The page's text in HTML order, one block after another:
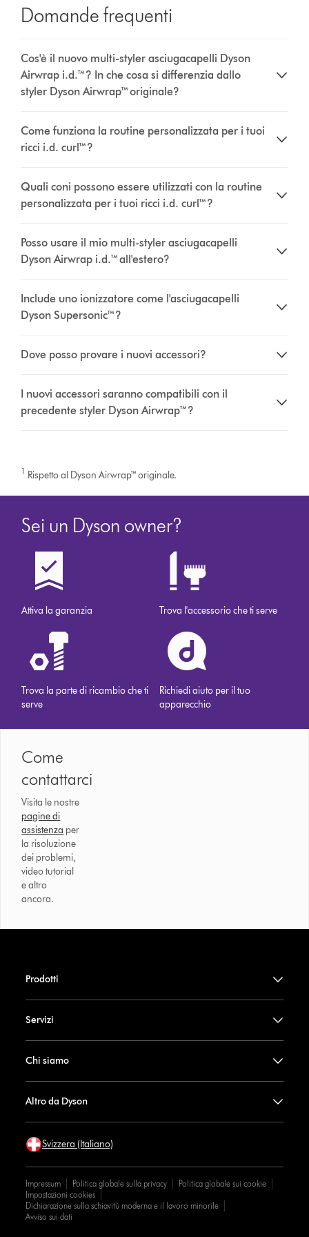
Domande frequenti
Cos'è il nuovo multi-styler asciugacapelli Dyson
Airwrap i.d.™? In che cosa si differenzia dallo
styler Dyson Airwrap™ originale?
Come funziona la routine personalizzata per i tuoi
ricci i.d. curl™?
Quali coni possono essere utilizzati con la routine
personalizzata per i tuoi ricci i.d. curl™?
Posso usare il mio multi-styler asciugacapelli
Dyson Airwrap i.d.™ all'estero?
Include uno ionizzatore come l'asciugacapelli
Dyson Supersonic™?
Dove posso provare i nuovi accessori?
I nuovi accessori saranno compatibili con il
precedente styler Dyson Airwrap™?
1 Rispetto al Dyson Airwrap™ originale.
Sei un Dyson owner?
Attiva la garanzia Trova l'accessorio che ti serve
Trova la parte di ricambio che ti
serve
Richiedi aiuto per il tuo
apparecchio
Come
contattarci
Visita le nostre
pagine di
assistenza per
la risoluzione
dei problemi,
video tutorial
e altro
ancora.
Prodotti
Servizi
Chi siamo
Altro da Dyson
Svizzera (Italiano)
Impressum Politica globale sulla privacy
Politica globale sui cookie
Impostazioni cookies
Dichiarazione sulla schiavitù moderna e il lavoro minorile
Avviso sui dati